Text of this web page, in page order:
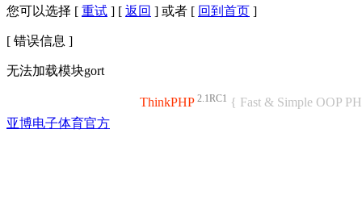
您可以选择 [ 重试 ] [ 返回 ] 或者 [ 回到首页 ]
[ 错误信息 ]
无法加载模块gort
ThinkPHP 2.1RC1 { Fast & Simple OOP
亚博电子体育官方